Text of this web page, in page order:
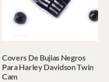
Covers De Bujias Negros
Para Harley Davidson Twin
Cam